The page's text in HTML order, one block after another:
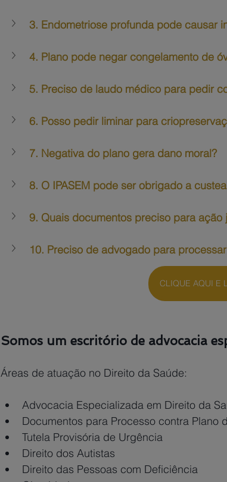
3. Endometriose profunda pode causar
4. Plano pode negar congelamento de
5. Preciso de laudo médico para pedir
6. Posso pedir liminar para
7. Negativa do plano gera dano moral?
8. O IPASEM pode ser obrigado a
9. Quais documentos preciso para ação
10. Preciso de advogado para
CLIQUE AQUI E
Somos um escritório de advocacia
Áreas de atuação no Direito da Saúde:
Advocacia Especializada em Direito da
Documentos para Processo contra Plano
Tutela Provisória de Urgência
Direito dos Autistas
Direito das Pessoas com Deficiência